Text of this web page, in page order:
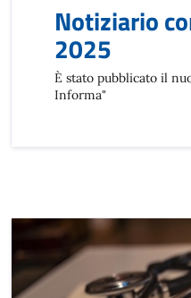
Notiziario
2025
È stato pubblicato il
Informa"